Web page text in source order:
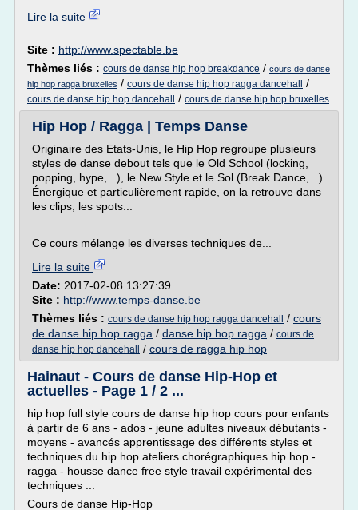
Lire la suite
Site : http://www.spectable.be
Thèmes liés : cours de danse hip hop breakdance / cours de danse
hip hop ragga bruxelles / cours de danse hip hop ragga dancehall /
cours de danse hip hop dancehall / cours de danse hip hop bruxelles
Hip Hop / Ragga | Temps Danse
Originaire des Etats-Unis, le Hip Hop regroupe plusieurs
styles de danse debout tels que le Old School (locking,
popping, hype,...), le New Style et le Sol (Break Dance,...)
Énergique et particulièrement rapide, on la retrouve dans
les clips, les spots...
Ce cours mélange les diverses techniques de...
Lire la suite
Date: 2017-02-08 13:27:39
Site : http://www.temps-danse.be
Thèmes liés : cours de danse hip hop ragga dancehall / cours
de danse hip hop ragga / danse hip hop ragga / cours de
danse hip hop dancehall
/ cours de ragga hip hop
Hainaut - Cours de danse Hip-Hop et
actuelles - Page 1 / 2 ...
hip hop full style cours de danse hip hop cours pour enfants
à partir de 6 ans - ados - jeune adultes niveaux débutants -
moyens - avancés apprentissage des différents styles et
techniques du hip hop ateliers chorégraphiques hip hop -
ragga - housse dance free style travail expérimental des
techniques ...
Cours de danse Hip-Hop